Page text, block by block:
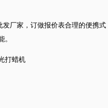
厂家，订做报价表合理的便携式
打蜡机